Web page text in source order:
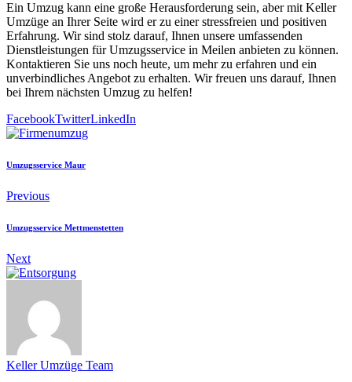
Ein Umzug kann eine große Herausforderung sein, aber mit Keller
Umzüge an Ihrer Seite wird er zu einer stressfreien und positiven
Erfahrung. Wir sind stolz darauf, Ihnen unsere umfassenden
Dienstleistungen für Umzugsservice in Meilen anbieten zu können.
Kontaktieren Sie uns noch heute, um mehr zu erfahren und ein
unverbindliches Angebot zu erhalten. Wir freuen uns darauf, Ihnen
bei Ihrem nächsten Umzug zu helfen!
FacebookTwitterLinkedIn
Umzugsservice Maur
Previous
Umzugsservice Mettmenstetten
Next
Keller Umzüge Team